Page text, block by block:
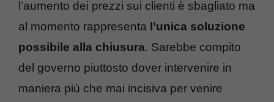
l’aumento dei prezzi sui clienti è sbagliato ma
al momento rappresenta l’unica soluzione
possibile alla chiusura. Sarebbe compito
del governo piuttosto dover intervenire in
maniera più che mai incisiva per venire